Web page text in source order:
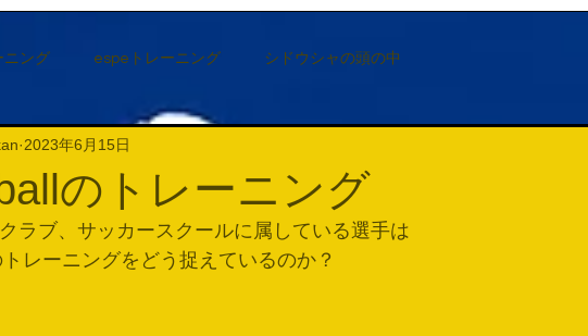
ング espeトレーニング シドウシャの頭の中
のトレーニング
2023年6月15日
ラブ、サッカースクールに属している選手は
レーニングをどう捉えているのか？